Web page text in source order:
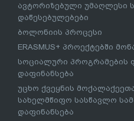
ავტორიზებული უმაღლესი
დაწესებულებები
ბოლონიის პროცესი
ERASMUS+ პროექტებში
სოციალური პროგრამების
დაფინანსება
უცხო ქვეყნის
სახელმწიფო სასწავლო
დაფინანსება